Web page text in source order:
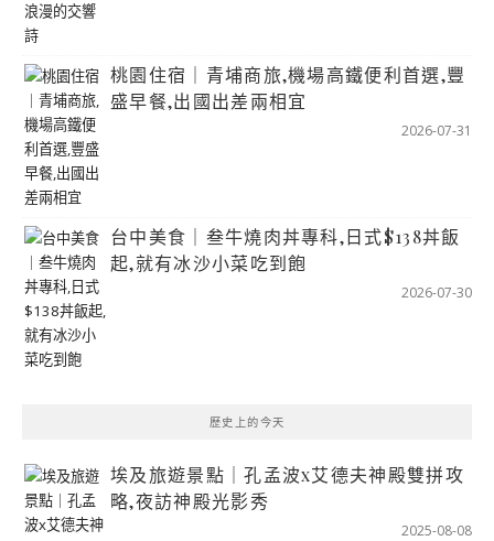
桃園住宿｜青埔商旅,機場高鐵便利首選,豐
盛早餐,出國出差兩相宜
2026-07-31
台中美食｜叁牛燒肉丼專科,日式$138丼飯
起,就有冰沙小菜吃到飽
2026-07-30
歷史上的今天
埃及旅遊景點｜孔孟波x艾德夫神殿雙拼攻
略,夜訪神殿光影秀
2025-08-08